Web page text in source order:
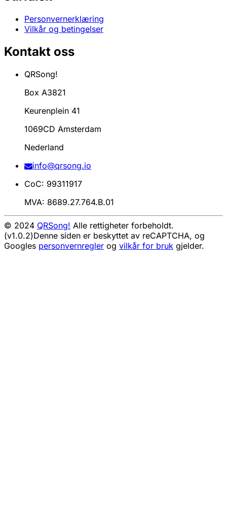
Personvernerklæring
Vilkår og betingelser
Kontakt oss
QRSong!
Box A3821
Keurenplein 41
1069CD Amsterdam
Nederland
info@qrsong.io
CoC: 99311917
MVA: 8689.27.764.B.01
© 2024 QRSong! Alle rettigheter forbeholdt.
(v1.0.2)Denne siden er beskyttet av reCAPTCHA, og
Googles personvernregler og vilkår for bruk gjelder.